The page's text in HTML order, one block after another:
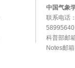
中国气象
联系电话
科普部邮
Notes邮